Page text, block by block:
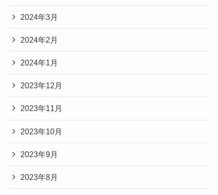
2024年3月
2024年2月
2024年1月
2023年12月
2023年11月
2023年10月
2023年9月
2023年8月